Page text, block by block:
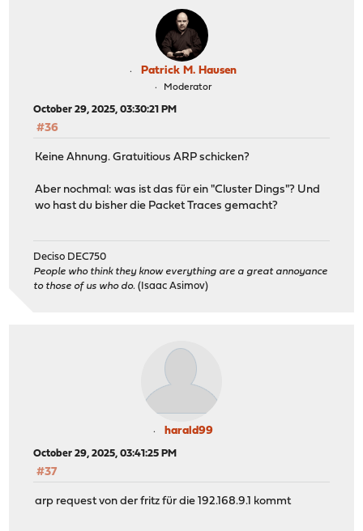
Patrick M. Hausen
Moderator
October 29, 2025, 03:30:21 PM
#36
Keine Ahnung. Gratuitious ARP schicken?
Aber nochmal: was ist das für ein "Cluster Dings"? Und
wo hast du bisher die Packet Traces gemacht?
Deciso DEC750
People who think they know everything are a great annoyance
to those of us who do. (Isaac Asimov)
harald99
October 29, 2025, 03:41:25 PM
#37
arp request von der fritz für die 192.168.9.1 kommt